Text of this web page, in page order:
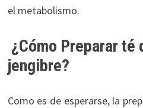
el metabolismo.
¿Cómo Preparar té
jengibre?
Como es de esperarse, la